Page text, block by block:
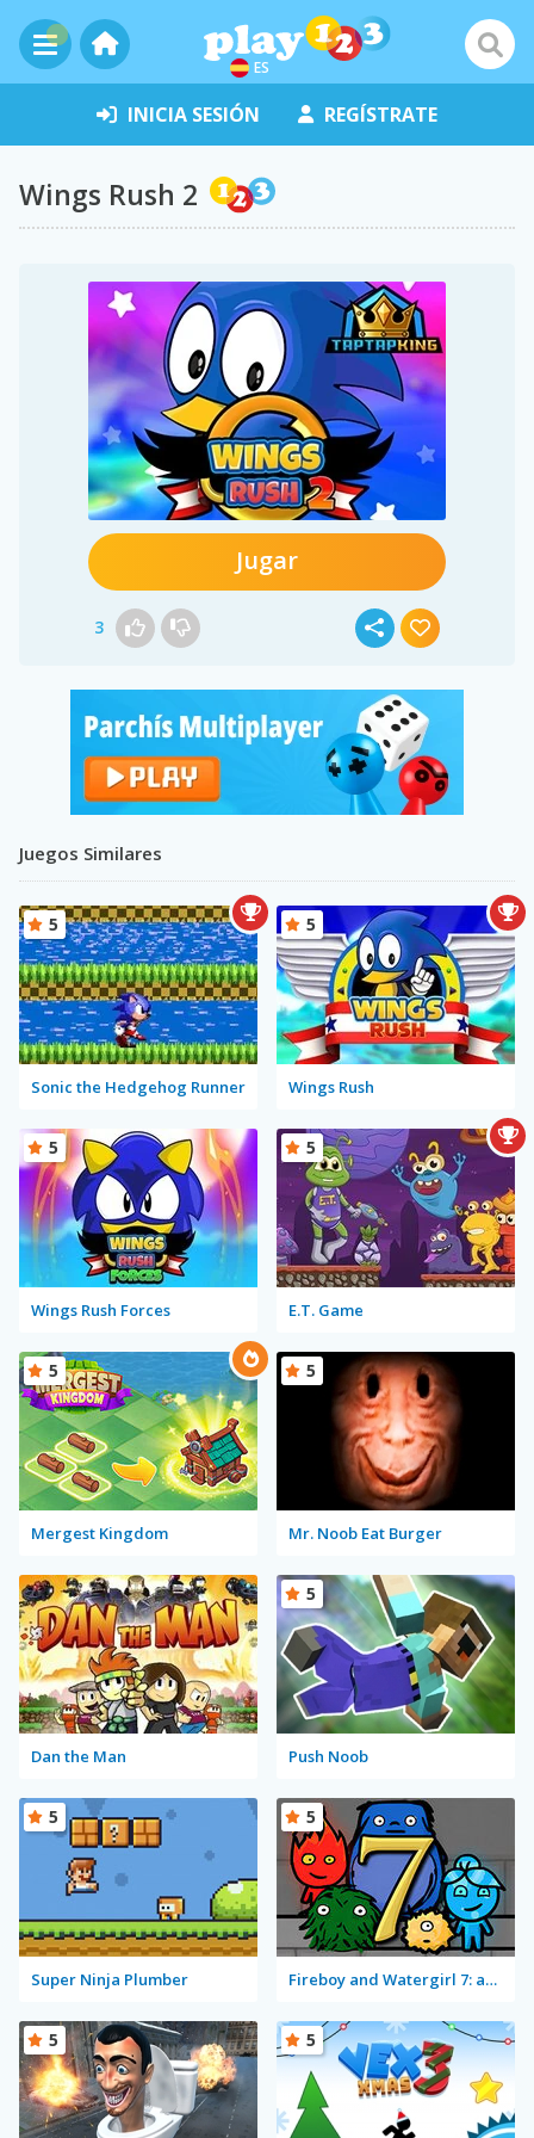
ES
INICIA SESIÓN REGÍSTRATE
Wings Rush 2
Jugar
3
Juegos Similares
Sonic the Hedgehog Runner
5
Wings Rush
5
Wings Rush Forces
5
E.T. Game
5
Mergest Kingdom
5
Mr. Noob Eat Burger
5
Dan the Man Push Noob
5
Super Ninja Plumber
5
Fireboy and Watergirl 7: and Friends
5
5 5